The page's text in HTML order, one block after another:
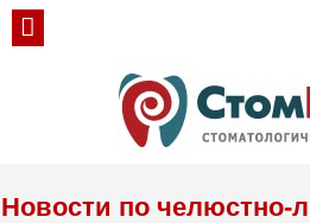
Новости по челюстно-